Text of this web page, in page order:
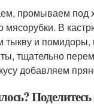
промываем под
В
тыкву и
тщательно
добавляем